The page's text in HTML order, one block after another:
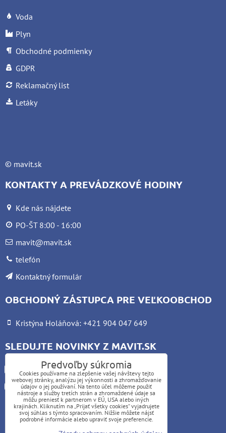
Voda
Plyn
Obchodné podmienky
GDPR
Reklamačný list
Letáky
© mavit.sk
KONTAKTY A PREVÁDZKOVÉ HODINY
Kde nás nájdete
PO-ŠT 8:00 - 16:00
mavit@mavit.sk
telefón
Kontaktný formulár
OBCHODNÝ ZÁSTUPCA PRE VEĽKOOBCHOD
Kristýna Holáňová: +421 904 047 649
SLEDUJTE NOVINKY Z MAVIT.SK
Facebook
Instagram
UPOZORNENIE:
Platba kartou nie je možná
Predvoľby súkromia
Cookies používame na zlepšenie vašej návštevy tejto
webovej stránky, analýzu jej výkonnosti a zhromažďovanie
údajov o jej používaní. Na tento účel môžeme použiť
nástroje a služby tretích strán a zhromaždené údaje sa
môžu preniesť k partnerom v EÚ, USA alebo iných
krajinách. Kliknutím na „Prijať všetky cookies“ vyjadrujete
svoj súhlas s týmto spracovaním. Nižšie môžete nájsť
podrobné informácie alebo upraviť svoje preferencie.